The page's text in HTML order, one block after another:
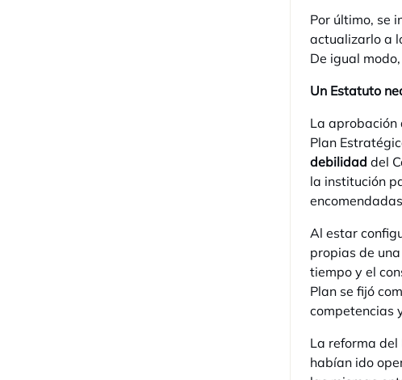
Por último, se
actualizarlo a
De igual
Un Estatuto
La aprobación
Plan
debilidad del
la institución
Al estar
propias de
tiempo y el
Plan se fijó
competencias
La reforma
habían ido